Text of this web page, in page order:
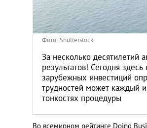
Кипр
Латвия
Литва
Мальта
Польша
Фото: Shutterstock
За несколько десятилетий
результатов! Сегодня
зарубежных инвестиций
трудностей может каждый
тонкостях процедуры
Во всемирном рейтинге Doing